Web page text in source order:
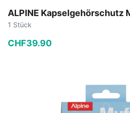
ALPINE Kapselgehörschutz
1 Stück
CHF39.90
In den